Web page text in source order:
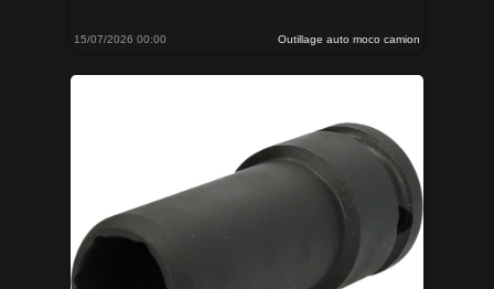
15/07/2026 00:00 Outillage auto moco camion